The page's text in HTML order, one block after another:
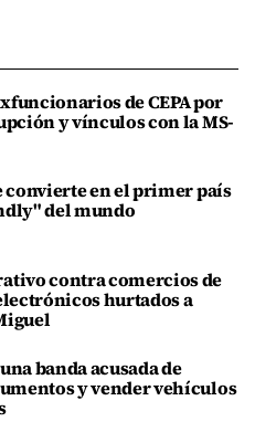
de CEPA por
y vínculos con la MS-
convierte en el primer país
del mundo
contra comercios de
hurtados a
banda acusada de
y vender vehículos